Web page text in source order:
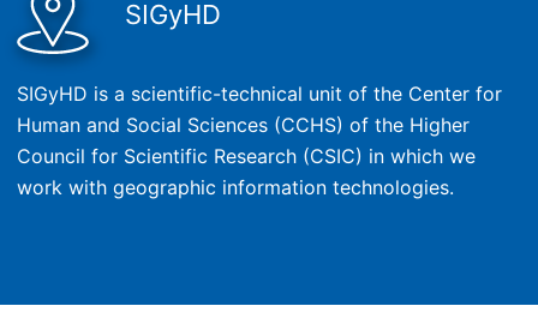
SIGyHD
SIGyHD is a scientific-technical unit of the Center for
Human and Social Sciences (CCHS) of the Higher
Council for Scientific Research (CSIC) in which we
work with geographic information technologies.